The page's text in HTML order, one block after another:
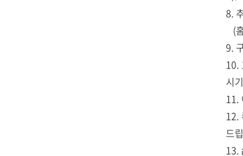
8.
(
9.
10.
시
11.
12.
드
13.